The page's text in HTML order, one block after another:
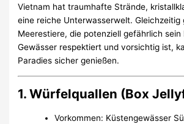
Vietnam hat traumhafte Strände,
eine reiche Unterwasserwelt. Gleichzeitig
Meerestiere, die potenziell gefährlich sein
Gewässer respektiert und vorsichtig ist,
Paradies sicher genießen.
1. Würfelquallen (Box
Vorkommen: Küstengewässer